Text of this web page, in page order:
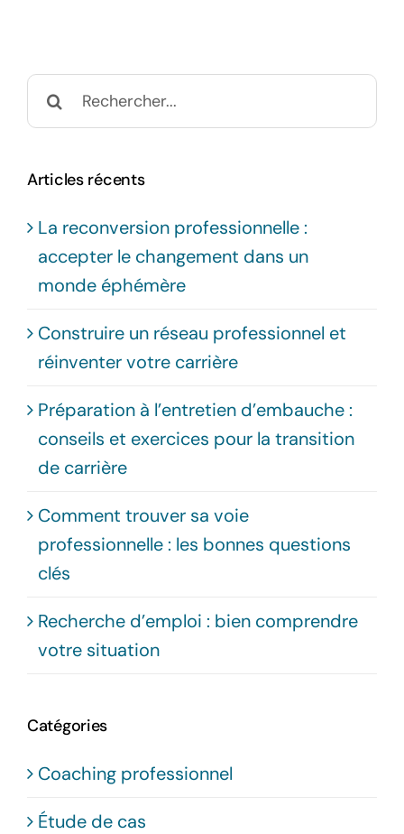
Rechercher:
Articles récents
La reconversion professionnelle :
accepter le changement dans un
monde éphémère
Construire un réseau professionnel et
réinventer votre carrière
Préparation à l’entretien d’embauche :
conseils et exercices pour la transition
de carrière
Comment trouver sa voie
professionnelle : les bonnes questions
clés
Recherche d’emploi : bien comprendre
votre situation
Catégories
Coaching professionnel
Étude de cas